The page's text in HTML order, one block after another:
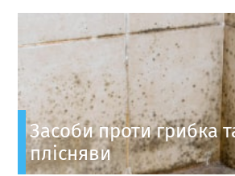
Засоби проти грибка
плісняви